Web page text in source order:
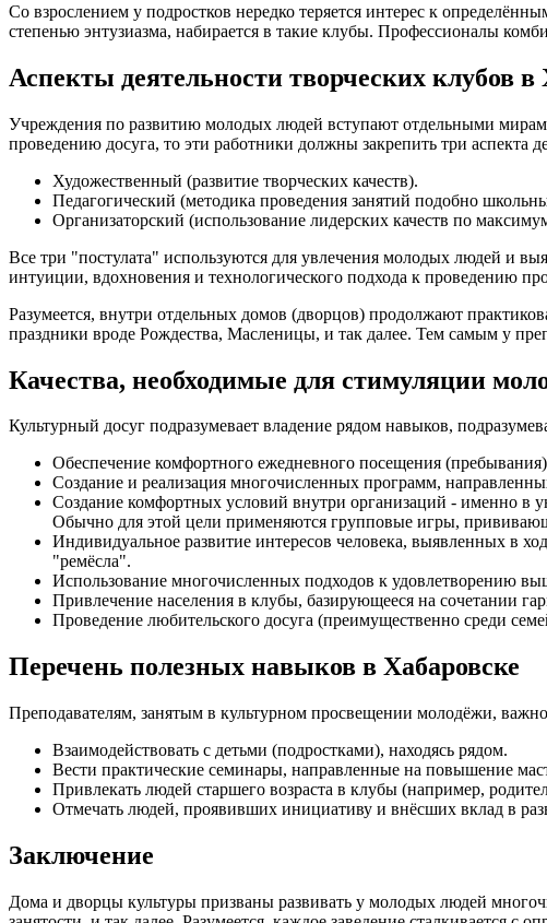
Со взрослением у подростков нередко теряется интерес к
степенью энтузиазма, набирается в такие клубы. Профессионалы
Аспекты деятельности творческих клубов в
Учреждения по развитию молодых людей вступают отдельными
проведению досуга, то эти работники должны закрепить три аспекта
Художественный (развитие творческих качеств).
Педагогический (методика проведения занятий подобно
Организаторский (использование лидерских качеств по
Все три "постулата" используются для увлечения молодых людей и
интуиции, вдохновения и технологического подхода к проведению
Разумеется, внутри отдельных домов (дворцов) продолжают
праздники вроде Рождества, Масленицы, и так далее. Тем самым у
Качества, необходимые для стимуляции
Культурный досуг подразумевает владение рядом навыков,
Обеспечение комфортного ежедневного посещения
Создание и реализация многочисленных программ,
Создание комфортных условий внутри организаций - именно в
Обычно для этой цели применяются групповые игры,
Индивидуальное развитие интересов человека, выявленных в
"ремёсла".
Использование многочисленных подходов к удовлетворению
Привлечение населения в клубы, базирующееся на сочетании
Проведение любительского досуга (преимущественно среди
Перечень полезных навыков в Хабаровске
Преподавателям, занятым в культурном просвещении молодёжи,
Взаимодействовать с детьми (подростками), находясь рядом.
Вести практические семинары, направленные на повышение
Привлекать людей старшего возраста в клубы (например,
Отмечать людей, проявивших инициативу и внёсших вклад в
Заключение
Дома и дворцы культуры призваны развивать у молодых людей